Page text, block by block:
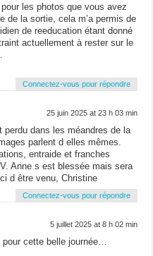
les photos que vous avez
de la sortie, cela m’a permis de
de reeducation étant donné
actuellement à rester sur le
Connectez-vous pour répondre
25 juin 2025 at 23 h 03 min
perdu dans les méandres de la
parlent d elles mêmes.
entraide et franches
Anne s est blessée mais sera
d être venu, Christine
Connectez-vous pour répondre
5 juillet 2025 at 8 h 02 min
cette belle journée…